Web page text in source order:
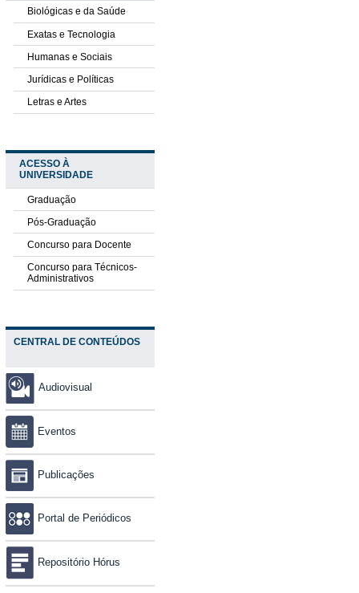
Biológicas e da Saúde
Exatas e Tecnologia
Humanas e Sociais
Jurídicas e Políticas
Letras e Artes
ACESSO À
UNIVERSIDADE
Graduação
Pós-Graduação
Concurso para Docente
Concurso para Técnicos-
Administrativos
CENTRAL DE CONTEÚDOS
Audiovisual
Eventos
Publicações
Portal de Periódicos
Repositório Hórus